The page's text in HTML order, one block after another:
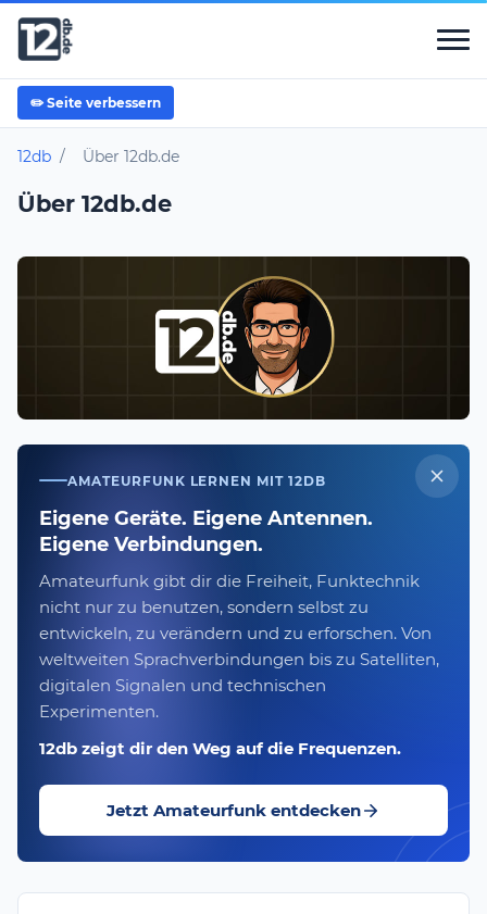
✏️ Seite verbessern
12db / Über 12db.de
Über 12db.de
AMATEURFUNK LERNEN MIT 12DB
Eigene Geräte. Eigene Antennen.
Eigene Verbindungen.
Amateurfunk gibt dir die Freiheit, Funktechnik
nicht nur zu benutzen, sondern selbst zu
entwickeln, zu verändern und zu erforschen. Von
weltweiten Sprachverbindungen bis zu Satelliten,
digitalen Signalen und technischen
Experimenten.
12db zeigt dir den Weg auf die Frequenzen.
Jetzt Amateurfunk entdecken